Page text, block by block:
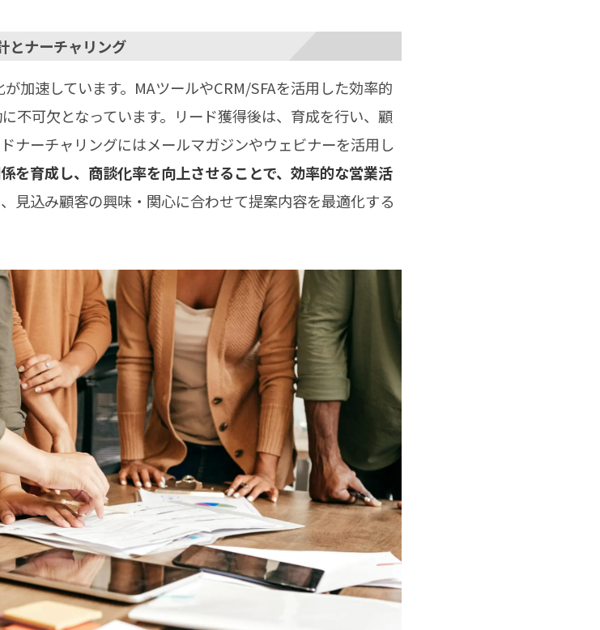
とナーチャリング
加速しています。MAツールやCRM/SFAを活用した効率的
不可欠となっています。リード獲得後は、育成を行い、顧
ナーチャリングにはメールマガジンやウェビナーを活用し
を育成し、商談化率を向上させることで、効率的な営業活
見込み顧客の興味・関心に合わせて提案内容を最適化する